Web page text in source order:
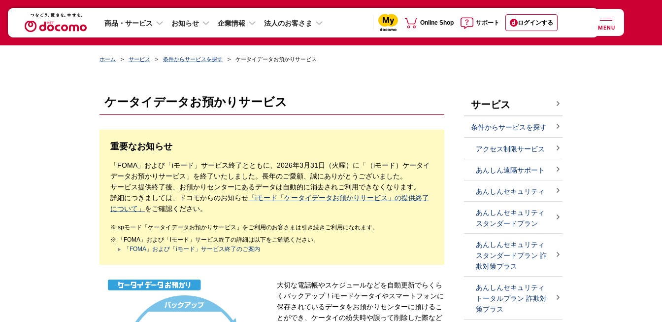
商品・サービス お知らせ 企業情報 法人のお客さま Online Shop サポート ログインする
MENU
ホーム サービス 条件からサービスを探す ケータイデータお預かりサービス
ケータイデータお預かりサービス
重要なお知らせ
「FOMA」および「iモード」サービス終了とともに、2026年3月31日（火曜）に「（iモード）ケータイ
データお預かりサービス」を終了いたしました。長年のご愛顧、誠にありがとうございました。
サービス提供終了後、お預かりセンターにあるデータは自動的に消去されご利用できなくなります。
詳細につきましては、ドコモからのお知らせ 「iモード「ケータイデータお預かりサービス」の提供終了
について」 をご確認ください。
spモード「ケータイデータお預かりサービス」をご利用のお客さまは引き続きご利用になれます。
「FOMA」および「iモード」サービス終了の詳細は以下をご確認ください。
「FOMA」および「iモード」サービス終了のご案内
大切な電話帳やスケジュールなどを自動更新でらくら
くバックアップ！iモードケータイやスマートフォンに
保存されているデータをお預かりセンターに預けるこ
とができ、ケータイの紛失時や誤って削除した際など
サービス
条件からサービスを探す
アクセス制限サービス
あんしん遠隔サポート
あんしんセキュリティ
あんしんセキュリティ
スタンダードプラン
あんしんセキュリティ
スタンダードプラン 詐
欺対策プラス
あんしんセキュリティ
トータルプラン 詐欺対
策プラス